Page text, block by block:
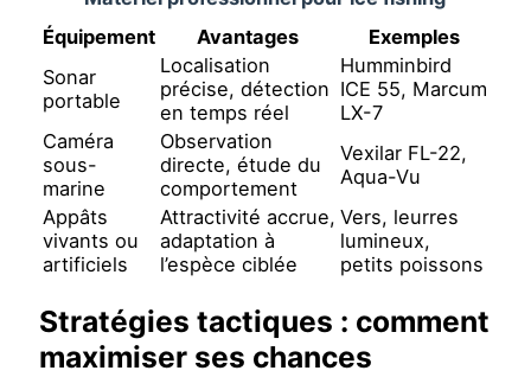
Équipement
Avantages
Exemples
Sonar
portable
Localisation
précise, détection
en temps réel
Humminbird
ICE 55, Marcum
LX-7
Caméra
sous-
marine
Observation
directe, étude du
comportement
Vexilar FL-22,
Aqua-Vu
Appâts
vivants ou
artificiels
Attractivité accrue,
adaptation à
l’espèce ciblée
Vers, leurres
lumineux,
petits poissons
Stratégies tactiques : comment
maximiser ses chances